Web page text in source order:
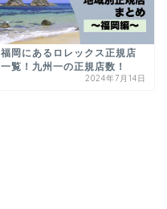
福岡にあるロレックス正規店
一覧！九州一の正規店数！
2024年7月14日